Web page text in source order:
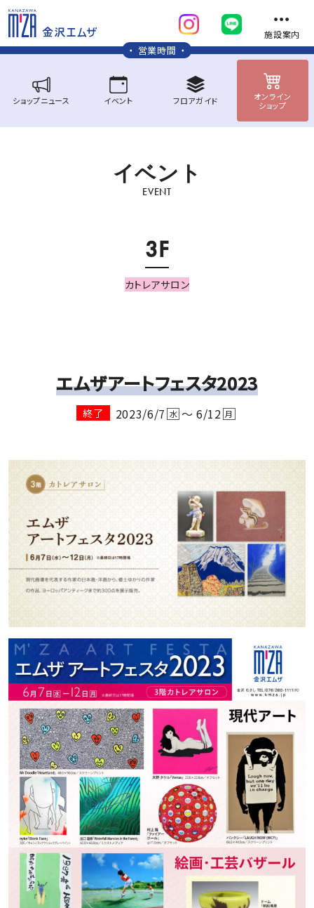
施設案内
営業時間
ショップニュース イベント フロアガイド
オンライン
ショップ
イベン ト
EVENT
3F
カトレアサロン
エムザアートフェスタ2023
終了 2023/6/7 水 ～ 6/12 月